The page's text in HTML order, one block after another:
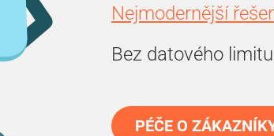
Nejmodernější
Bez datového
PÉČE O